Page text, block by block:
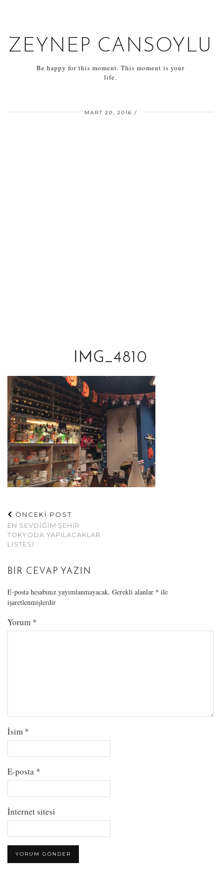
ZEYNEP CANSOYLU
Be happy for this moment. This moment is your
life.
MART 20, 2016
IMG_4810
ÖNCEKİ POST
EN SEVDIĞIM ŞEHIR
TOKYODA YAPILACAKLAR
LISTESI
BIR CEVAP YAZIN
E-posta hesabınız yayımlanmayacak. Gerekli alanlar * ile
işaretlenmişlerdir
Yorum *
İsim *
E-posta *
İnternet sitesi